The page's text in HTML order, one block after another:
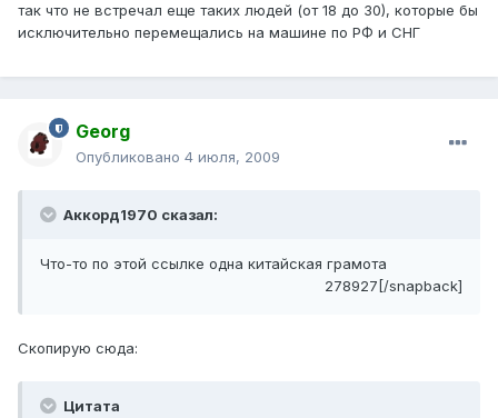
так что не встречал еще таких людей (от 18 до 30), которые бы
исключительно перемещались на машине по РФ и СНГ
Georg
Опубликовано 4 июля, 2009
Аккорд1970 сказал:
Что-то по этой ссылке одна китайская грамота
278927[/snapback]
Скопирую сюда:
Цитата